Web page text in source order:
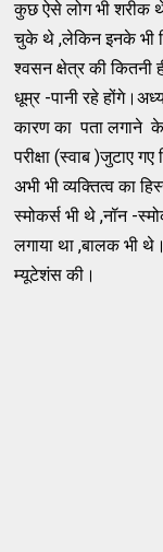
कुछ ऐसे लोग भी शरीक
चुके थे ,लेकिन इनके भी
श्वसन क्षेत्र की
धूम्र -पानी रहे
कारण का पता लगाने
परीक्षा (स्वाब )जुटाए
अभी भी व्यक्तित्व का
स्मोकर्स भी थे ,नॉन -
लगाया था ,बालक भी
म्यूटेशंस की।